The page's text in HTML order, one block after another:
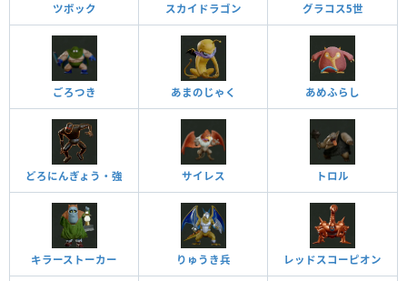
ツボック スカイドラゴン グラコス5世
ごろつき あまのじゃく あめふらし
どろにんぎょう・強 サイレス トロル
キラーストーカー りゅうき兵 レッドスコーピオン